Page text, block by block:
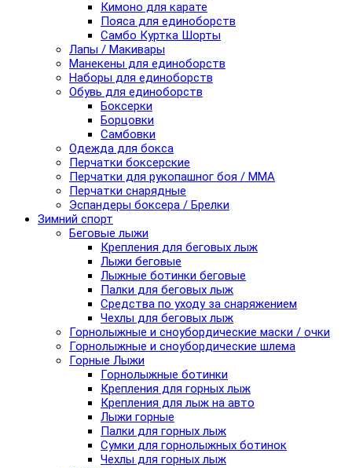
Кимоно для карате
Пояса для единоборств
Самбо Куртка Шорты
Лапы / Макивары
Манекены для единоборств
Наборы для единоборств
Обувь для единоборств
Боксерки
Борцовки
Самбовки
Одежда для бокса
Перчатки боксерские
Перчатки для рукопашног боя / ММА
Перчатки снарядные
Эспандеры боксера / Брелки
Зимний спорт
Беговые лыжи
Крепления для беговых лыж
Лыжи беговые
Лыжные ботинки беговые
Палки для беговых лыж
Средства по уходу за снаряжением
Чехлы для беговых лыж
Горнолыжные и сноубордические маски / очки
Горнолыжные и сноубордические шлема
Горные Лыжи
Горнолыжные ботинки
Крепления для горных лыж
Крепления для лыж на авто
Лыжи горные
Палки для горных лыж
Сумки для горнолыжных ботинок
Чехлы для горных лыж